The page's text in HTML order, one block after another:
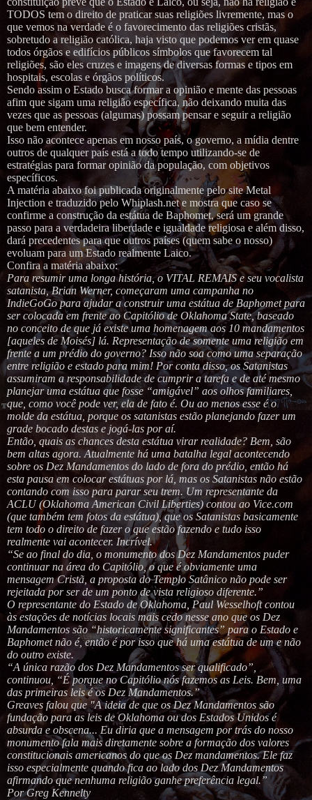
TODOS tem o direito de praticar suas religiões livremente, mas o
que vemos na verdade é o favorecimento das religiões cristãs,
sobretudo a religião católica, haja visto que podemos ver em quase
todos órgãos e edifícios públicos símbolos que favorecem tal
religiões, são eles cruzes e imagens de diversas formas e tipos em
hospitais, escolas e órgãos políticos.
Sendo assim o Estado busca formar a opinião e mente das pessoas
afim que sigam uma religião específica, não deixando muita das
vezes que as pessoas (algumas) possam pensar e seguir a religião
que bem entender.
Isso não acontece apenas em nosso país, o governo, a mídia dentre
outros de qualquer país está a todo tempo utilizando-se de
estratégias para formar opinião da população, com objetivos
específicos.
A matéria abaixo foi publicada originalmente pelo site Metal
Injection e traduzido pelo Whiplash.net e mostra que caso se
confirme a construção da estátua de Baphomet, será um grande
passo para a verdadeira liberdade e igualdade religiosa e além disso,
dará precedentes para que outros países (quem sabe o nosso)
evoluam para um Estado realmente Laico.
Confira a matéria abaixo:
Para resumir uma longa história, o VITAL REMAIS e seu vocalista
satanista, Brian Werner, começaram uma campanha no
IndieGoGo para ajudar a construir uma estátua de Baphomet para
ser colocada em frente ao Capitólio de Oklahoma State, baseado
no conceito de que já existe uma homenagem aos 10 mandamentos
[aqueles de Moisés] lá. Representação de somente uma religião em
frente a um prédio do governo? Isso não soa como uma separação
entre religião e estado para mim! Por conta disso, os Satanistas
assumiram a responsabilidade de cumprir a tarefa e de até mesmo
planejar uma estátua que fosse “amigável” aos olhos familiares,
que, como você pode ver, ela de fato é. Ou ao menos esse é o
molde da estátua, porque os satanistas estão planejando fazer um
grade bocado destas e jogá-las por aí.
Então, quais as chances desta estátua virar realidade? Bem, são
bem altas agora. Atualmente há uma batalha legal acontecendo
sobre os Dez Mandamentos do lado de fora do prédio, então há
esta pausa em colocar estátuas por lá, mas os Satanistas não estão
contando com isso para parar seu trem. Um representante da
ACLU (Oklahoma American Civil Liberties) contou ao Vice.com
(que também tem fotos da estátua), que os Satanistas basicamente
tem todo o direito de fazer o que estão fazendo e tudo isso
realmente vai acontecer. Incrível.
“Se ao final do dia, o monumento dos Dez Mandamentos puder
continuar na área do Capitólio, o que é obviamente uma
mensagem Cristã, a proposta do Templo Satânico não pode ser
rejeitada por ser de um ponto de vista religioso diferente.”
O representante do Estado de Oklahoma, Paul Wesselhoft contou
às estações de notícias locais mais cedo nesse ano que os Dez
Mandamentos são “historicamente significantes” para o Estado e
Baphomet não é, então é por isso que há uma estátua de um e não
do outro existe.
“A única razão dos Dez Mandamentos ser qualificado”,
continuou, “É porque no Capitólio nós fazemos as Leis. Bem, uma
das primeiras leis é os Dez Mandamentos.”
Greaves falou que "A ideia de que os Dez Mandamentos são
fundação para as leis de Oklahoma ou dos Estados Unidos é
absurda e obscena... Eu diria que a mensagem por trás do nosso
monumento fala mais diretamente sobre a formação dos valores
constitucionais americanos do que os Dez mandamentos. Ele faz
isso especialmente quando fica ao lado dos Dez Mandamentos
afirmando que nenhuma religião ganhe preferência legal.”
Por Greg Kennelty